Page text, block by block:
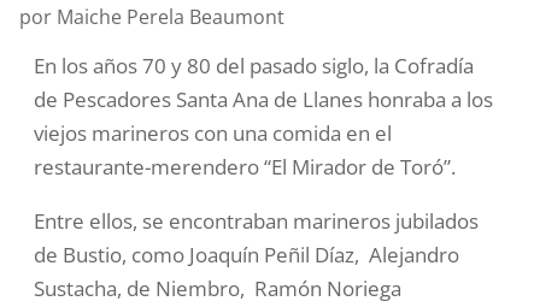
por Maiche Perela Beaumont
En los años 70 y 80 del pasado siglo, la Cofradía
de Pescadores Santa Ana de Llanes honraba a los
viejos marineros con una comida en el
restaurante-merendero “El Mirador de Toró”.
Entre ellos, se encontraban marineros jubilados
de Bustio, como Joaquín Peñil Díaz, Alejandro
Sustacha, de Niembro, Ramón Noriega